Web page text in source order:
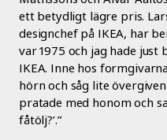
ett betydligt lägre pris.
designchef på IKEA, har
var 1975 och jag hade
IKEA. Inne hos
hörn och såg lite
pratade med honom och
fåtölj?’.”